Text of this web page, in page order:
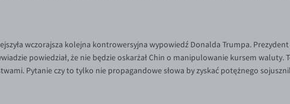
wczorajsza kolejna kontrowersyjna wypowiedź Donalda Trumpa.
powiedział, że nie będzie oskarżał Chin o manipulowanie kursem waluty.
Pytanie czy to tylko nie propagandowe słowa by zyskać potężnego